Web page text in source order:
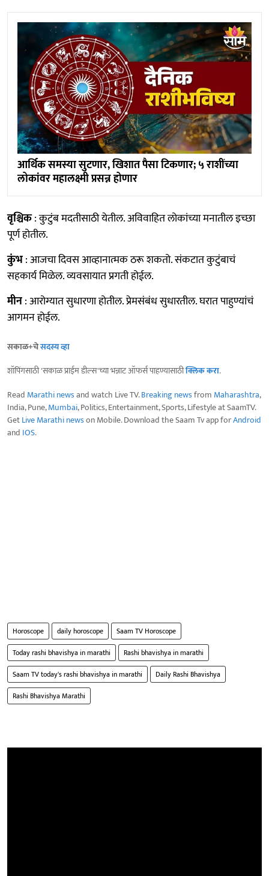
आर्थिक समस्या सुटणार, खिशात पैसा टिकणार; ५ राशींच्या
लोकांवर महालक्ष्मी प्रसन्न होणार
वृश्चिक: कुटुंब मदतीसाठी येतील. अविवाहित लोकांच्या मनातील इच्छा
पूर्ण होतील.
कुंभ: आजचा दिवस आव्हानात्मक ठरू शकतो. संकटात कुटुंबाचं
सहकार्य मिळेल. व्यवसायात प्रगती होईल.
मीन: आरोग्यात सुधारणा होतील. प्रेमसंबंध सुधारतील. घरात पाहुण्यांचं
आगमन होईल.
सकाळ+चेसदस्य व्हा
शॉपिंगसाठी 'सकाळ प्राईम डील्स'च्या भन्नाट ऑफर्स पाहण्यासाठीक्लिक करा.
Read Marathi newsand watch Live TV.Breaking newsfrom Maharashtra,
India, Pune,Mumbai, Politics, Entertainment, Sports, Lifestyle at SaamTV.
GetLive Marathi newson Mobile. Download the Saam Tv app forAndroid
and IOS.
Horoscope daily horoscope
Saam TV Horoscope
Today rashi bhavishya in marathi
Rashi bhavishya in marathi
Saam TV today's rashi bhavishya in marathi
Daily Rashi Bhavishya
Rashi Bhavishya Marathi